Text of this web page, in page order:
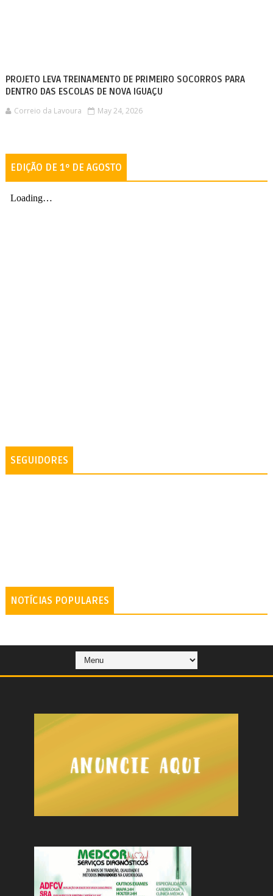
PROJETO LEVA TREINAMENTO DE PRIMEIRO SOCORROS PARA
DENTRO DAS ESCOLAS DE NOVA IGUAÇU
Correio da Lavoura May 24, 2026
EDIÇÃO DE 1º DE AGOSTO
SEGUIDORES
NOTÍCIAS POPULARES